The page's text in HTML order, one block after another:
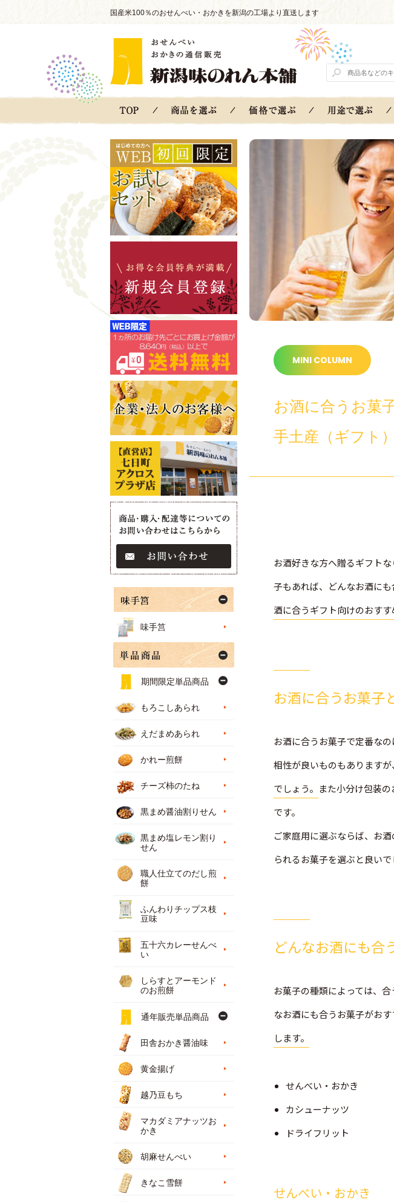
国産米100％のおせんべい・おかきを新潟の工場より直送します
MINI COLUMN
お酒に合うお菓
手土産（ギフト
お酒好きな方へ贈るギフト
子もあれば、どんなお酒に
酒に合うギフト向けのおす
お酒に合うお菓子
お酒に合うお菓子で定番な
相性が良いものもあります
でしょう。 また小分け包装
です。
ご家庭用に選ぶならば、​お
られるお菓子を選ぶと良いで
どんなお酒にも合
お菓子の種類によっては、
なお酒にも合うお菓子がおす
します。
せんべい・おかき
カシューナッツ
ドライフリット
せんべい・おかき
味手筥
期間限定単品商品
もろこしあられ
えだまめあられ
かれー煎餅
チーズ柿のたね
黒まめ醤油割りせん
黒まめ塩レモン割り
せん
職人仕立てのだし煎
餅
ふんわりチップス枝
豆味
五十六カレーせんべ
い
しらすとアーモンド
のお煎餅
通年販売単品商品
田舎おかき醤油味
黄金揚げ
越乃豆もち
マカダミアナッツお
かき
胡麻せんべい
きなこ雪餅